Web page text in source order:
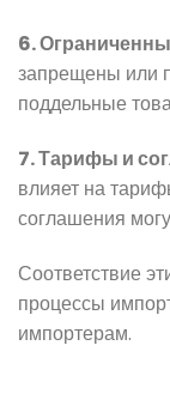
6.
запрещены или
поддельные
7. Тарифы и
влияет на
соглашения
Соответствие
процессы
импортерам.